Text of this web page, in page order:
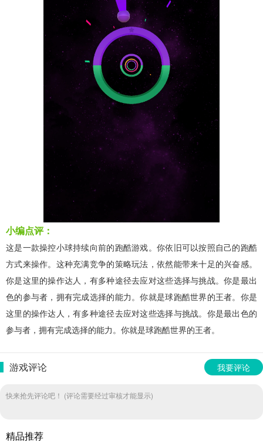
小编点评：
这是一款操控小球持续向前的跑酷游戏。你依旧可以按照自己的跑酷
方式来操作。这种充满竞争的策略玩法，依然能带来十足的兴奋感。
你是这里的操作达人，有多种途径去应对这些选择与挑战。你是最出
色的参与者，拥有完成选择的能力。你就是球跑酷世界的王者。你是
这里的操作达人，有多种途径去应对这些选择与挑战。你是最出色的
参与者，拥有完成选择的能力。你就是球跑酷世界的王者。
游戏评论 我要评论
快来抢先评论吧！ (评论需要经过审核才能显示)
精品推荐